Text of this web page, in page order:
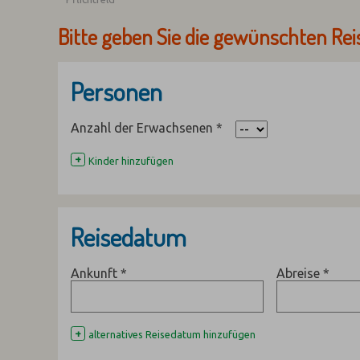
Bitte geben Sie die gewünschten
Personen
Anzahl der Erwachsenen *
+ Kinder hinzufügen
Reisedatum
Ankunft * Abreise *
+ alternatives Reisedatum hinzufügen